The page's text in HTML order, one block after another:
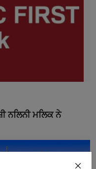
ਨਲਿਨੀ ਮਲਿਕ ਨੇ